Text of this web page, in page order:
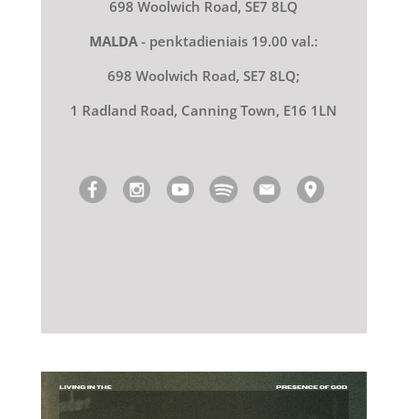
698 Woolwich Road, SE7 8LQ
MALDA- penktadieniais 19.00 val.:
698 Woolwich Road, SE7 8LQ;
1 Radland Road, Canning Town, E16 1LN